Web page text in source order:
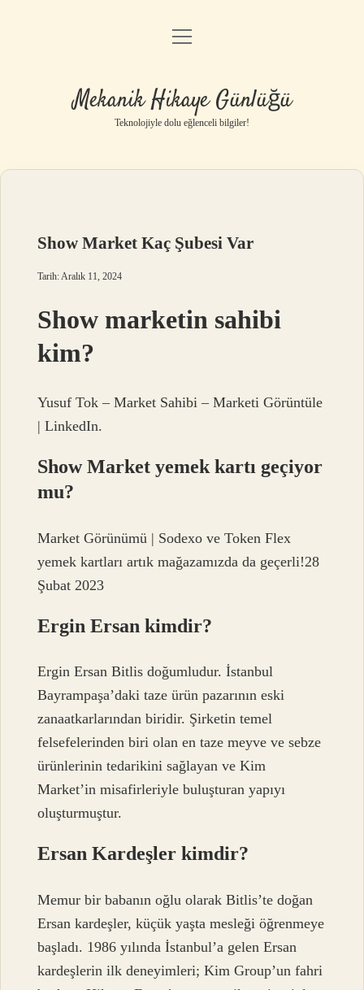
Anasayfa
Yasal Uyarı
menüyü
Mekanik Hikaye Günlüğü
Teknolojiyle dolu eğlenceli bilgiler!
Show Market Kaç Şubesi Var
Tarih: Aralık 11, 2024
Show marketin sahibi
kim?
Yusuf Tok – Market Sahibi – Marketi Görüntüle
| LinkedIn.
Show Market yemek kartı geçiyor
mu?
Market Görünümü | Sodexo ve Token Flex
yemek kartları artık mağazamızda da geçerli!28
Şubat 2023
Ergin Ersan kimdir?
Ergin Ersan Bitlis doğumludur. İstanbul
Bayrampaşa’daki taze ürün pazarının eski
zanaatkarlarından biridir. Şirketin temel
felsefelerinden biri olan en taze meyve ve sebze
ürünlerinin tedarikini sağlayan ve Kim
Market’in misafirleriyle buluşturan yapıyı
oluşturmuştur.
Ersan Kardeşler kimdir?
Memur bir babanın oğlu olarak Bitlis’te doğan
Ersan kardeşler, küçük yaşta mesleği öğrenmeye
başladı. 1986 yılında İstanbul’a gelen Ersan
kardeşlerin ilk deneyimleri; Kim Group’un fahri